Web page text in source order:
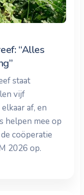
“Alles
staat
vijf
af, en
helpen mee op
coöperatie
2026 op.